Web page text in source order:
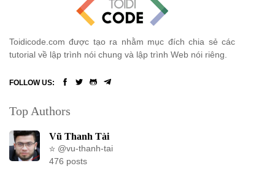
Toidicode.com được tạo ra nhằm mục đích chia sẻ các
tutorial về lập trình nói chung và lập trình Web nói riêng.
FOLLOW US:
Top Authors
Vũ Thanh Tài
@vu-thanh-tai
476 posts